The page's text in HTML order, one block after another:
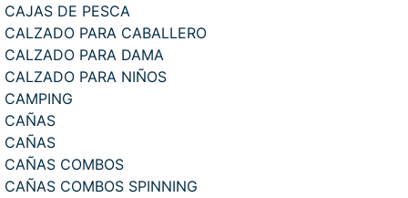
CAJAS DE PESCA
CALZADO PARA CABALLERO
CALZADO PARA DAMA
CALZADO PARA NIÑOS
CAMPING
CAÑAS
CAÑAS
CAÑAS COMBOS
CAÑAS COMBOS SPINNING